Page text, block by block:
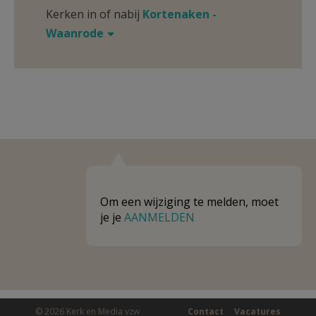
Kerken in of nabij Kortenaken -
Waanrode
Om een wijziging te melden, moet
je je AANMELDEN
© 2026 Kerk en Media vzw Vacatures
Contact